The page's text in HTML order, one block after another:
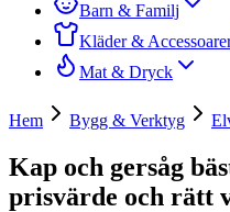
Barn & Familj
Kläder &
Mat & Dryck
Hem Bygg & Verktyg
Kap och gersåg
prisvärde och rätt